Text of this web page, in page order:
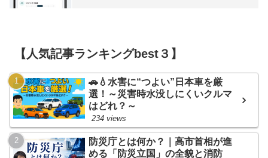
【人気記事ランキングbest３】
🚗💧水害に“つよい”日本車を厳
選！～災害時水没しにくいクルマ
はどれ？～
234 views
防災庁とは何か？｜高市首相が進
める「防災立国」の全貌と消防